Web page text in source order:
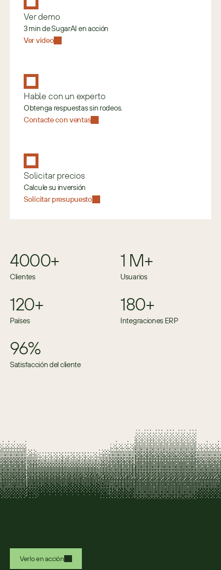
Ver demo
3 min de SugarAI en acción
Ver video
Hable con un experto
Obtenga respuestas sin rodeos.
Contacte con ventas
Solicitar precios
Calcule su inversión
Solicitar presupuesto
4000+
Clientes
1 M+
Usuarios
120+
Países
180+
Integraciones ERP
96%
Satisfacción del cliente
Verlo en acción